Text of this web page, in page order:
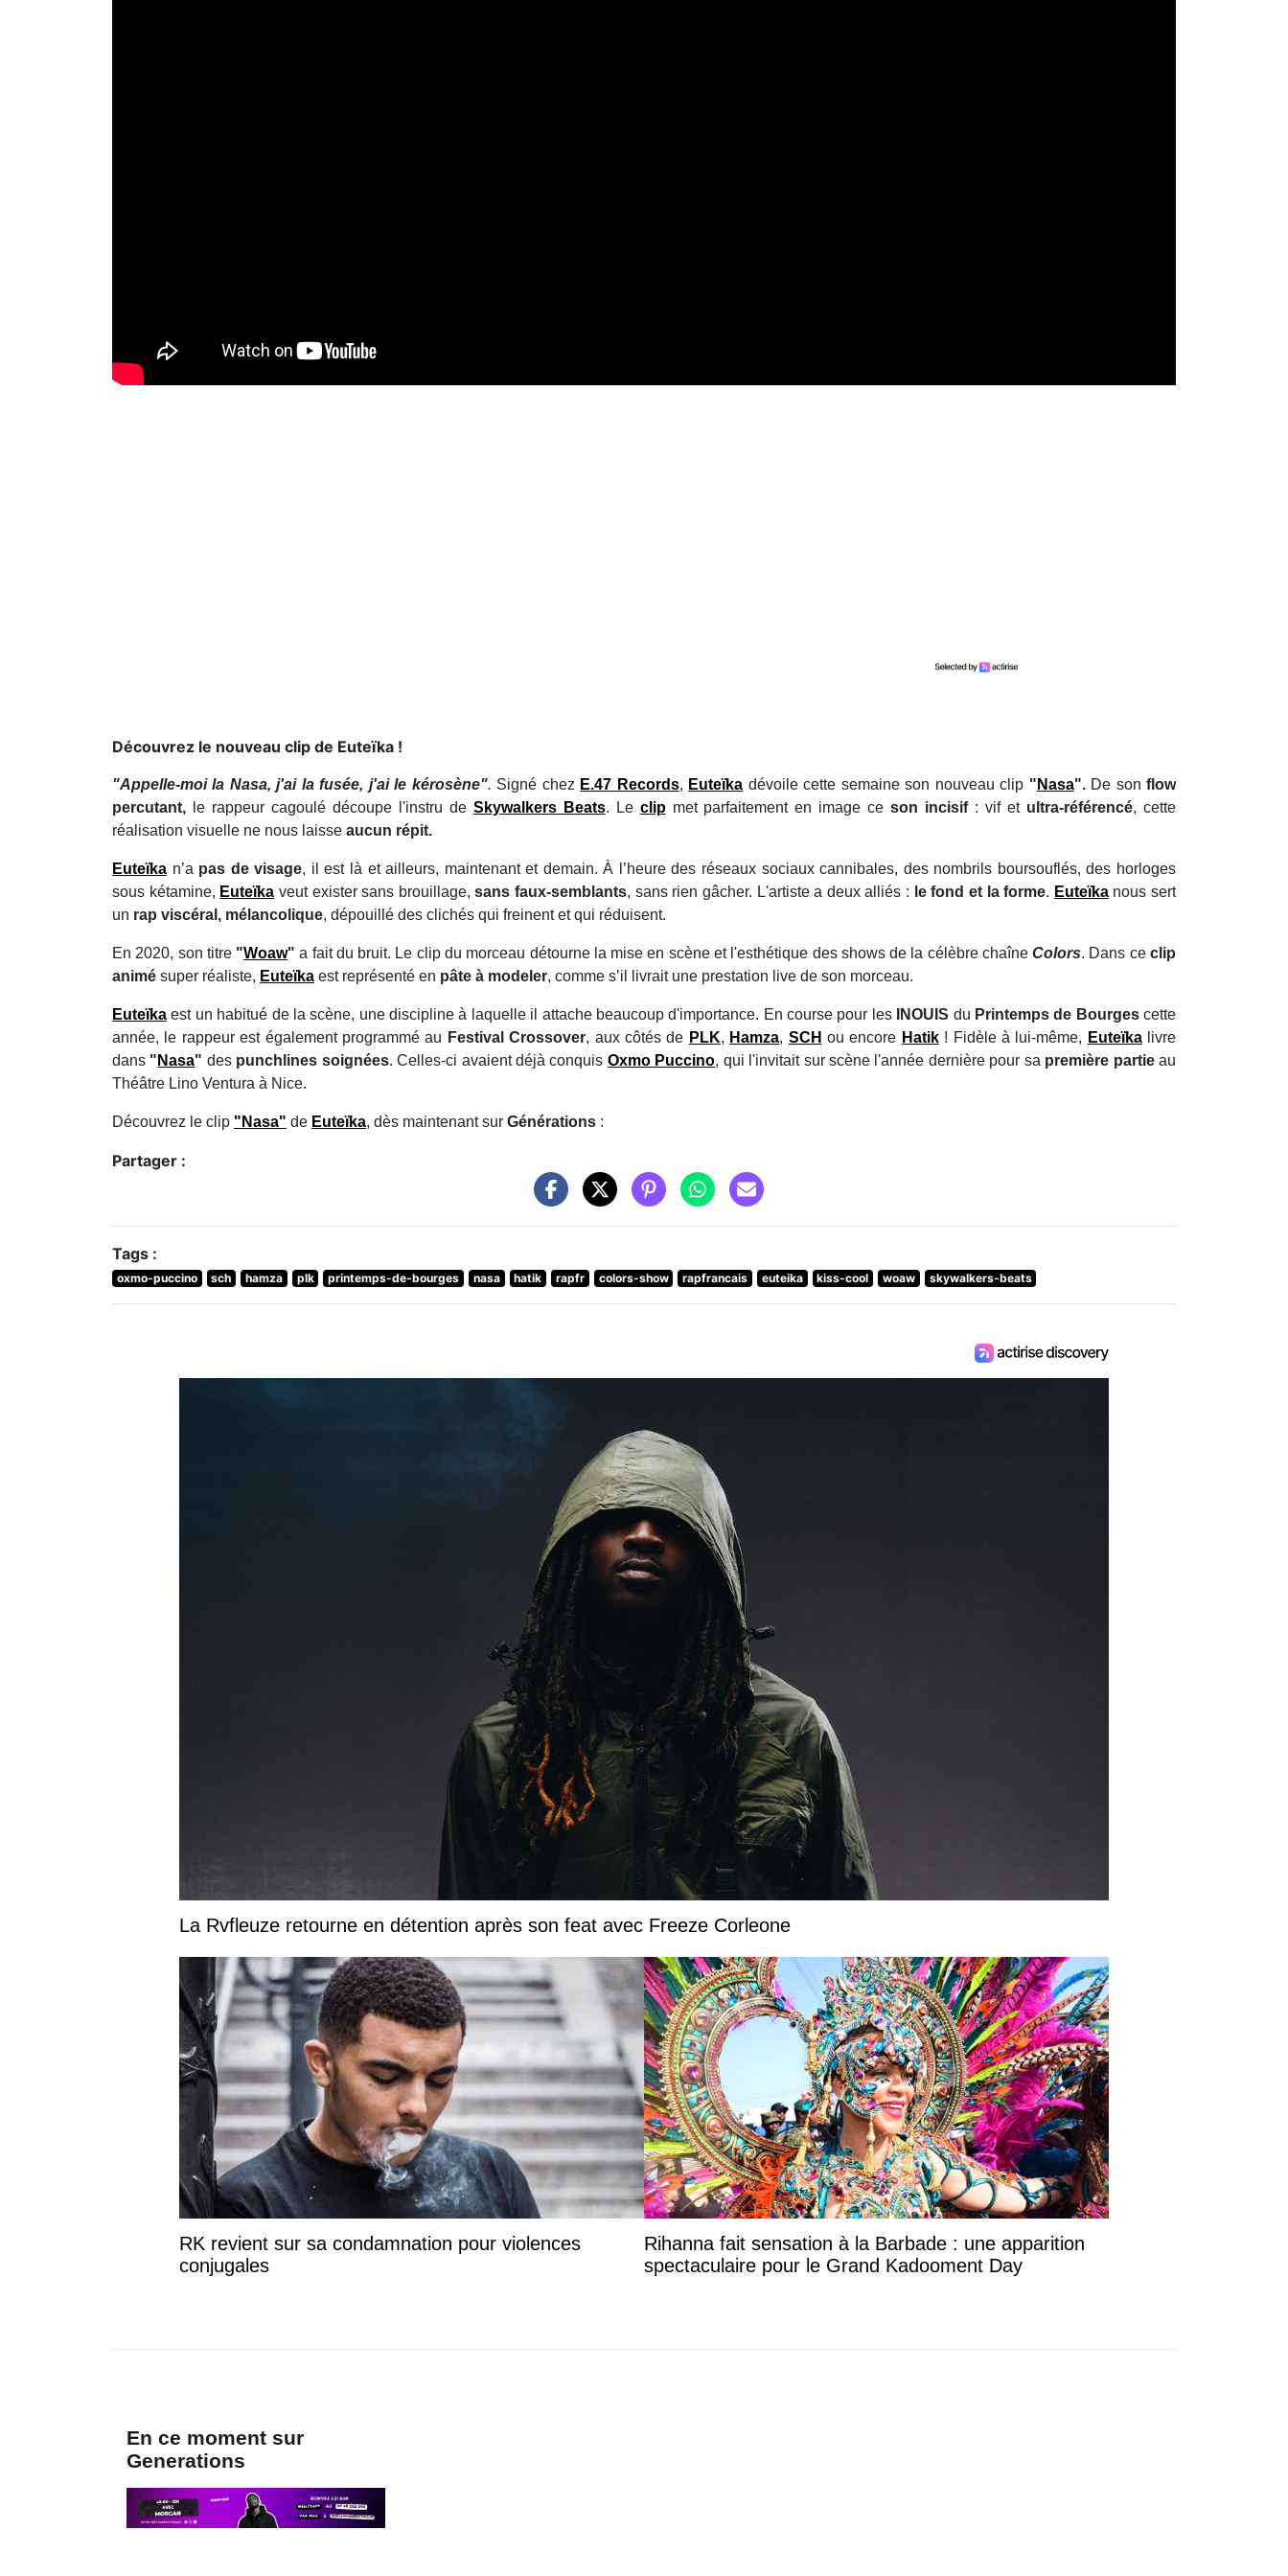
Découvrez le nouveau clip de Euteïka !
"Appelle-moi la Nasa, j'ai la fusée, j'ai le kérosène". Signé chez E.47 Records, Euteïka dévoile cette semaine son nouveau clip " Nasa".De sonflow
percutant, le rappeur cagoulé découpe l'instru de Skywalkers Beats. Le clipmet parfaitement en image ceson incisif: vif etultra-référencé, cette
réalisation visuelle ne nous laisse aucun répit.
Euteïka n’a pas de visage, il est là et ailleurs, maintenant et demain. À l’heure des réseaux sociaux cannibales, des nombrils boursouflés, des horloges
sous kétamine, Euteïka veut exister sans brouillage,sans faux-semblants, sans rien gâcher. L'artiste a deux alliés : le fond et la forme. Euteïkanous sert
un rap viscéral, mélancolique, dépouillé des clichés qui freinent et qui réduisent.
En 2020, son titre "Woaw" a fait du bruit. Le clip du morceau détourne la mise en scène et l'esthétique des shows de la célèbre chaîneColors. Dans ceclip
animé super réaliste, Euteïka est représenté en pâte à modeler, comme s’il livrait une prestation live de son morceau.
Euteïka est un habitué de la scène, une discipline à laquelle il attache beaucoup d'importance. En course pour les INOUIS du Printemps de Bourgescette
année, le rappeur est également programmé au Festival Crossover, aux côtés de PLK, Hamza, SCH ou encore Hatik! Fidèle à lui-même, Euteïkalivre
dans " Nasa" des punchlines soignées. Celles-ci avaient déjà conquis Oxmo Puccino, qui l'invitait sur scène l'année dernière pour sa première partieau
Théâtre Lino Ventura à Nice.
Découvrez le clip "Nasa" de Euteïka, dès maintenant sur Générations :
Partager :
Tags :
oxmo-puccino sch hamza plk printemps-de-bourges nasa hatik rapfr colors-show rapfrancais euteika kiss-cool woaw skywalkers-beats
La Rvfleuze retourne en détention après son feat avec Freeze Corleone
RK revient sur sa condamnation pour violences
conjugales
Rihanna fait sensation à la Barbade : une apparition
spectaculaire pour le Grand Kadooment Day
En ce moment sur
Generations